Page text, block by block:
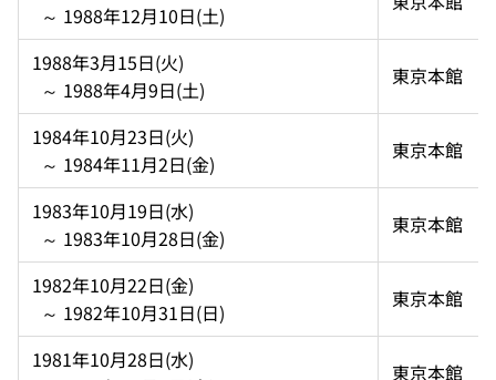
  ～ 1988年12月10日(土)
1988年3月15日(火)
  ～ 1988年4月9日(土)
東京本館
1984年10月23日(火)
  ～ 1984年11月2日(金)
東京本館
1983年10月19日(水)
  ～ 1983年10月28日(金)
東京本館
1982年10月22日(金)
  ～ 1982年10月31日(日)
東京本館
1981年10月28日(水)
東京本館